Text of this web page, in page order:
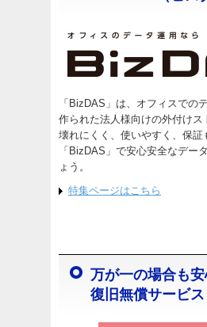
「BizDAS」は、オフィスでの
作られた法人様向けの外付けス
壊れにくく、使いやすく、保証
「BizDAS」で安心安全なデー
ょう。
特集ページはこちら
万が一の場合も
復旧無償サービス